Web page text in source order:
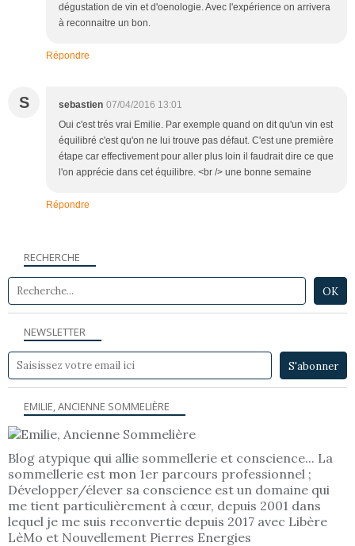
dégustation de vin et d'oenologie. Avec l'expérience on arrivera
à reconnaitre un bon.
Répondre
S sebastien 07/04/2016 13:01
Oui c'est trés vrai Emilie. Par exemple quand on dit qu'un vin est
équilibré c'est qu'on ne lui trouve pas défaut. C'est une première
étape car effectivement pour aller plus loin il faudrait dire ce que
l'on apprécie dans cet équilibre. <br /> une bonne semaine
Répondre
NEWSLETTER
RECHERCHE
EMILIE, ANCIENNE SOMMELIÈRE
Blog atypique qui allie sommellerie et conscience... La
sommellerie est mon 1er parcours professionnel ;
Développer/élever sa conscience est un domaine qui
me tient particulièrement à cœur, depuis 2001 dans
lequel je me suis reconvertie depuis 2017 avec Libère
LèMo et Nouvellement Pierres Energies